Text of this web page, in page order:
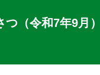
つ（令和7年9月